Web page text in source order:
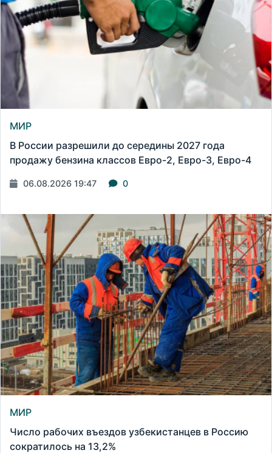
МИР
В России разрешили до середины 2027 года
продажу бензина классов Евро-2, Евро-3, Евро-4
06.08.2026 19:47 0
МИР
Число рабочих въездов узбекистанцев в Россию
сократилось на 13,2%